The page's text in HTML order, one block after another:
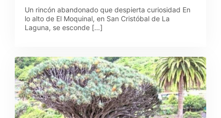
Un rincón abandonado que despierta curiosidad En
lo alto de El Moquinal, en San Cristóbal de La
Laguna, se esconde […]